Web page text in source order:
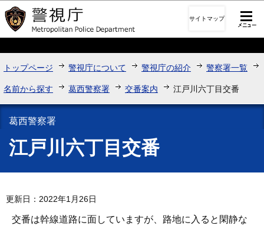
このページの本文へ移動
サイトマップ
トップページ 警視庁について 警視庁の紹介 警察署一覧
名前から探す 葛西警察署 交番案内 江戸川六丁目交番
葛西警察署
江戸川六丁目交番
更新日：2022年1月26日
交番は幹線道路に面していますが、路地に入ると閑静な